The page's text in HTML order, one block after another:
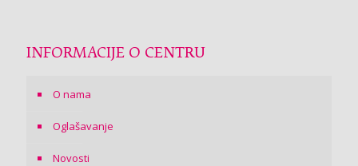
INFORMACIJE O CENTRU
O nama
Oglašavanje
Novosti